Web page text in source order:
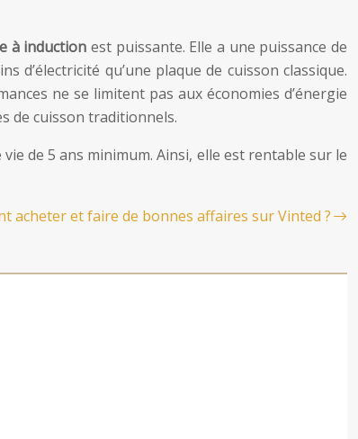
à induction est puissante. Elle a une puissance de
d’électricité qu’une plaque de cuisson classique.
ne se limitent pas aux économies d’énergie
de cuisson traditionnels.
de 5 ans minimum. Ainsi, elle est rentable sur le
acheter et faire de bonnes affaires sur Vinted ?